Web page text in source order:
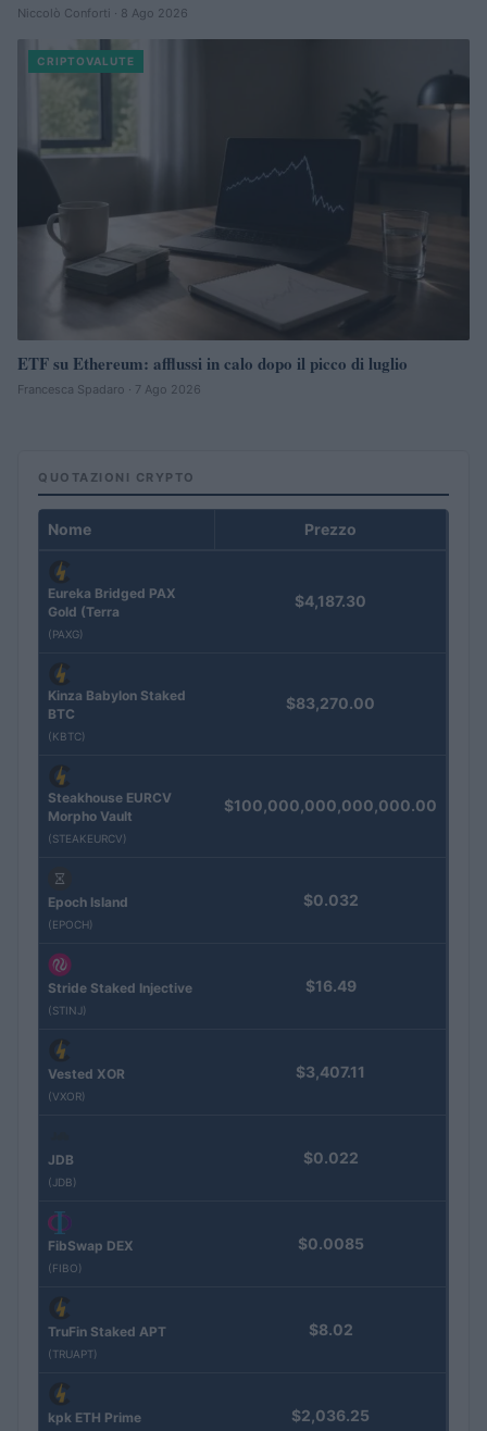
Niccolò Conforti · 8 Ago 2026
CRIPTOVALUTE
ETF su Ethereum: afflussi in calo dopo il picco di luglio
Francesca Spadaro · 7 Ago 2026
QUOTAZIONI CRYPTO
Nome Prezzo
Eureka Bridged PAX
Gold (Terra
(PAXG)
$4,187.30
Kinza Babylon Staked
BTC
(KBTC)
$83,270.00
Steakhouse EURCV
Morpho Vault
(STEAKEURCV)
$100,000,000,000,000.00
Epoch Island
(EPOCH)
$0.032
Stride Staked Injective
(STINJ)
$16.49
Vested XOR
(VXOR)
$3,407.11
JDB
(JDB)
$0.022
FibSwap DEX
(FIBO)
$0.0085
TruFin Staked APT
(TRUAPT)
$8.02
kpk ETH Prime $2,036.25